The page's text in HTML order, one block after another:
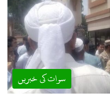
سوات کی خبریں